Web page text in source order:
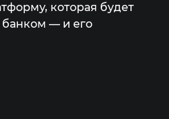
которая будет
банком — и его